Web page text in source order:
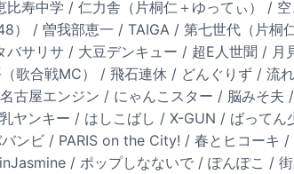
寿中学 / 仁力舎（片桐仁＋ゆってぃ） /
） / 曽我部恵一 / TAIGA / 第七世代（片桐
バサリサ / 大豆デンキュー / 超E人世聞 /
歌合戦MC） / 飛石連休 / どんぐりず / 流
古屋エンジン / にゃんこスター / 脳みそ夫
ヤンキー / はしこばし / X-GUN / ばってん
バンビ / PARIS on the City! / 春とヒコーキ
/ ポップしなないで / ぽんぽこ /